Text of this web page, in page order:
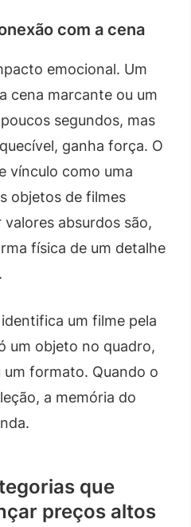
com a cena
emocional. Um
cena marcante ou um
segundos, mas
ganha força. O
vínculo como uma
objetos de filmes
absurdos são,
física de um detalhe
um filme pela
um objeto no quadro,
formato. Quando o
a memória do
que
preços altos